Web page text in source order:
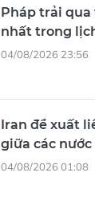
Pháp trải
nhất trong
04/08/2026 23:56
Iran đề xuất
giữa các
04/08/2026 01:08